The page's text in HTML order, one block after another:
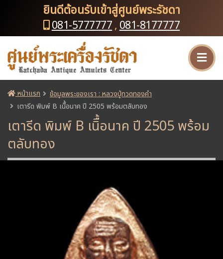
ยินดีต้อนรับเข้าสู่ศูนย์พระรัชดา
081-5777777, 081-8177777
หน้าแรก
ข้อมูลพระของเรา : หลวงปู่ทวดทองคำ
เตารีด พิมพ์ B เนิื้อนาค ปี 2505 พร้อมตลับทอง
เตารีด พิมพ์ B เนิื้อนาค ปี 2505 พร้อม
ตลับทอง